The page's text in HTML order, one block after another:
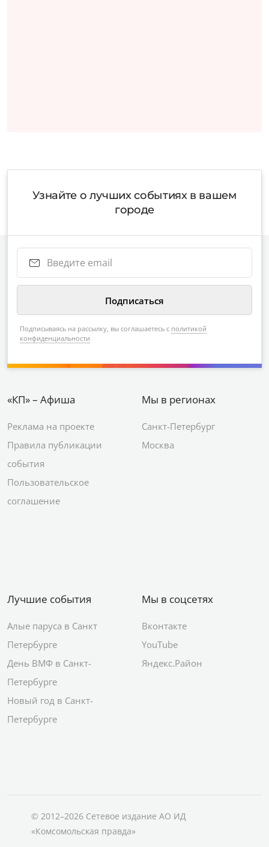
Узнайте о лучших событиях в вашем
городе
Подписываясь на рассылку, вы соглашаетесь с политикой
конфиденциальности
«КП» – Афиша
Реклама на проекте
Правила публикации
события
Пользовательское
соглашение
Мы в регионах
Санкт-Петербург
Москва
Лучшие события
Алые паруса в Санкт
Петербурге
День ВМФ в Санкт-
Петербурге
Новый год в Санкт-
Петербурге
Мы в соцсетях
Вконтакте
YouTube
Яндекс.Район
© 2012–2026 Сетевое издание АО ИД
«Комсомольская правда»